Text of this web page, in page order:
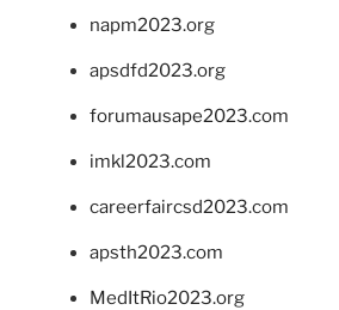
napm2023.org
apsdfd2023.org
forumausape2023.com
imkl2023.com
careerfaircsd2023.com
apsth2023.com
MedItRio2023.org